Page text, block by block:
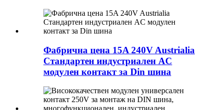
Фабрична цена 15A 240V Austrialia
Стандартен индустриален AC
модулен контакт за Din шина